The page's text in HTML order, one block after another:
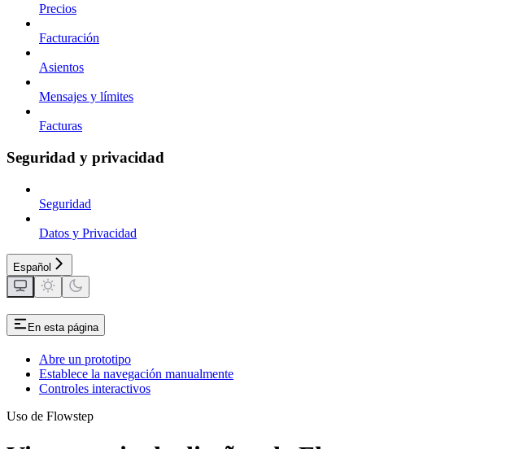
Precios
Facturación
Asientos
Mensajes y límites
Facturas
Seguridad y privacidad
Seguridad
Datos y Privacidad
Español
En esta página
Abre un prototipo
Establece la navegación manualmente
Controles interactivos
Uso de Flowstep